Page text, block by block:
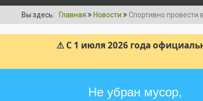
Вы здесь: Главная Новости Спортивно провести
⚠ С 1 июля 2026 года
Не убран мусор,